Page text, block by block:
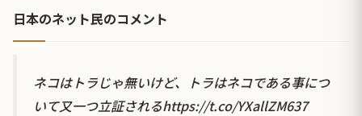
日本のネット民のコメント
ネコはトラじゃ無いけど、トラはネコである事につ
いて又一つ立証されるhttps://t.co/YXallZM637